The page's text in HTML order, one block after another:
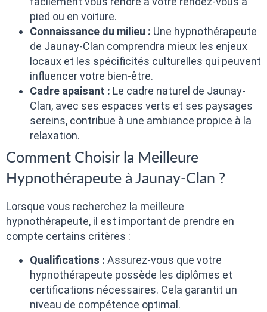
pied ou en voiture.
Connaissance du milieu : Une hypnothérapeute
de Jaunay-Clan comprendra mieux les enjeux
locaux et les spécificités culturelles qui peuvent
influencer votre bien-être.
Cadre apaisant : Le cadre naturel de Jaunay-
Clan, avec ses espaces verts et ses paysages
sereins, contribue à une ambiance propice à la
relaxation.
Comment Choisir la Meilleure
Hypnothérapeute à Jaunay-Clan ?
Lorsque vous recherchez la meilleure
hypnothérapeute, il est important de prendre en
compte certains critères :
Qualifications : Assurez-vous que votre
hypnothérapeute possède les diplômes et
certifications nécessaires. Cela garantit un
niveau de compétence optimal.